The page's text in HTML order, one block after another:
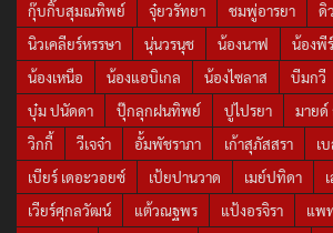
กุ๊บกิ๊บสุมณทิพย์ จุ๋ยวรัทยา ชมพู่อารยา ดิ
นิวเคลียร์หรรษา
นุ่นวรนุช น้องนาฟ น้องพี
น้องเหนือ
น้องแอบิเกล น้องไซลาส บีมกวี
บุ๋ม ปนัดดา
ปุ๊กลุกฝนทิพย์ ปูไปรยา มาย
วิกกี้
วีเจจ๋า อั้มพัชราภา เก้าสุภัสสรา เ
เบียร์ เดอะวอยซ์
เป้ยปานวาด เมย์ปทิดา
เวียร์ศุกลวัฒน์
แต้วณฐพร แป้งอรจิรา แพ